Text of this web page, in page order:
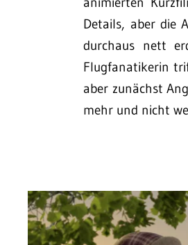
Details, aber die
durchaus nett
Flugfanatikerin
aber zunächst
mehr und nicht